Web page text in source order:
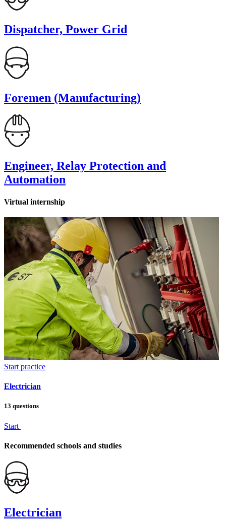
Dispatcher, Power Grid
Foremen (Manufacturing)
Engineer, Relay Protection and
Automation
Virtual internship
Start practice
Electrician
13 questions
Start
Recommended schools and studies
Electrician